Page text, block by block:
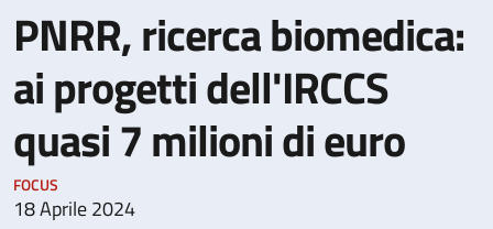
PNRR, ricerca biomedica:
ai progetti dell'IRCCS
quasi 7 milioni di euro
FOCUS
18 Aprile 2024